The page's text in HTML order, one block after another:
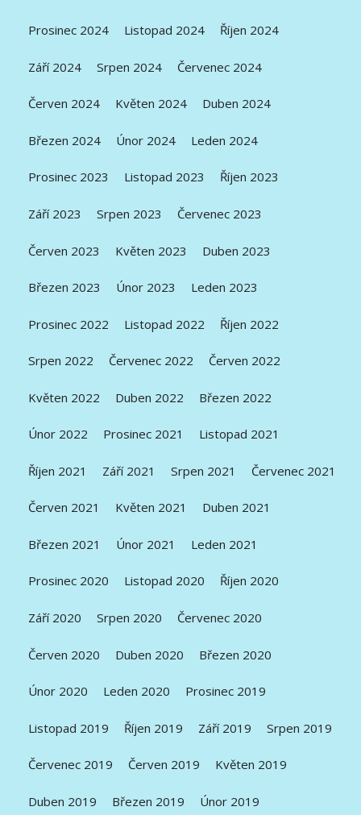
Prosinec 2024 Listopad 2024 Říjen 2024
Září 2024 Srpen 2024 Červenec 2024
Červen 2024 Květen 2024 Duben 2024
Březen 2024 Únor 2024 Leden 2024
Prosinec 2023 Listopad 2023 Říjen 2023
Září 2023 Srpen 2023 Červenec 2023
Červen 2023 Květen 2023 Duben 2023
Březen 2023 Únor 2023 Leden 2023
Prosinec 2022 Listopad 2022 Říjen 2022
Srpen 2022 Červenec 2022 Červen 2022
Květen 2022 Duben 2022 Březen 2022
Únor 2022 Prosinec 2021 Listopad 2021
Říjen 2021 Září 2021 Srpen 2021 Červenec 2021
Červen 2021 Květen 2021 Duben 2021
Březen 2021 Únor 2021 Leden 2021
Prosinec 2020 Listopad 2020 Říjen 2020
Září 2020 Srpen 2020 Červenec 2020
Červen 2020 Duben 2020 Březen 2020
Únor 2020 Leden 2020 Prosinec 2019
Listopad 2019 Říjen 2019 Září 2019 Srpen 2019
Červenec 2019 Červen 2019 Květen 2019
Duben 2019 Březen 2019 Únor 2019